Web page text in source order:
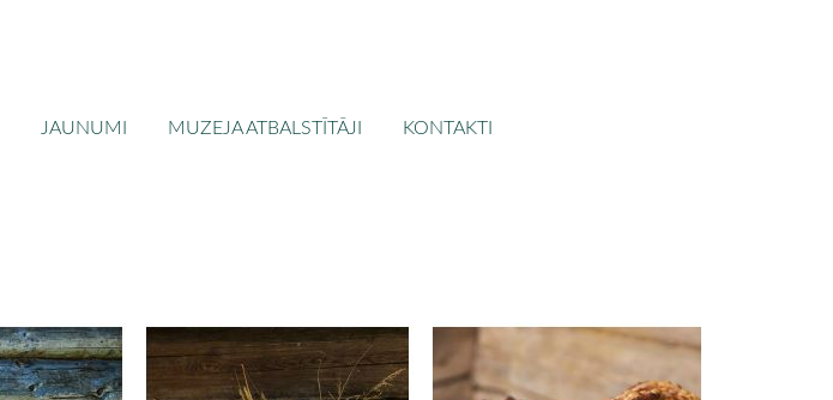
JAUNUMI MUZEJA ATBALSTĪTĀJI KONTAKTI